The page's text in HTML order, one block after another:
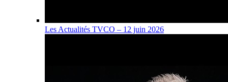
Les Actualités TVCO – 12 juin 2026